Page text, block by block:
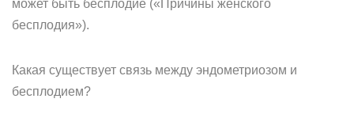
может быть бесплодие («Причины женского
бесплодия»).
Какая существует связь между эндометриозом и
бесплодием?